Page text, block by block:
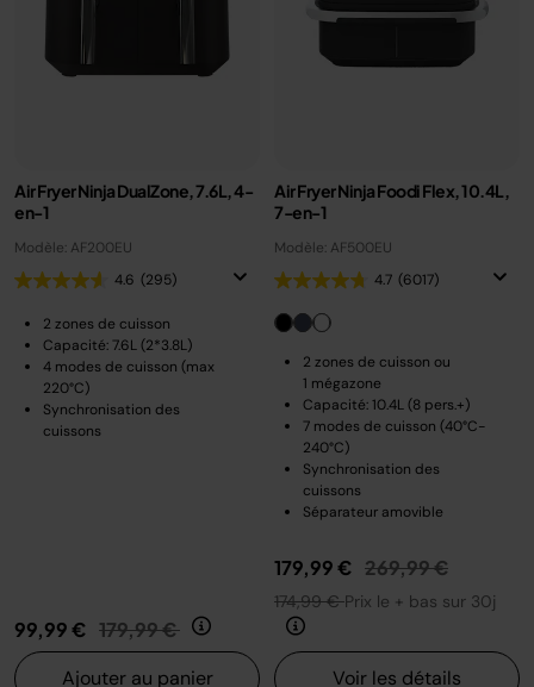
Air Fryer Ninja DualZone, 7.6L, 4-
en-1
Modèle: AF200EU
4.6 (295)
2 zones de cuisson
Capacité: 7.6L (2*3.8L)
4 modes de cuisson (max
220°C)
Synchronisation des
cuissons
99,99 € Prix réduit de
179,99 € au
Ajouter au panier
Air Fryer Ninja Foodi Flex, 10.4L,
7-en-1
Modèle: AF500EU
4.7 (6017)
2 zones de cuisson ou
1 mégazone
Capacité: 10.4L (8 pers.+)
7 modes de cuisson (40°C-
240°C)
Synchronisation des
cuissons
Séparateur amovible
179,99 € Prix réduit de
269,99 €au
174,99 €Prix le + bas sur 30j
Voir les détails